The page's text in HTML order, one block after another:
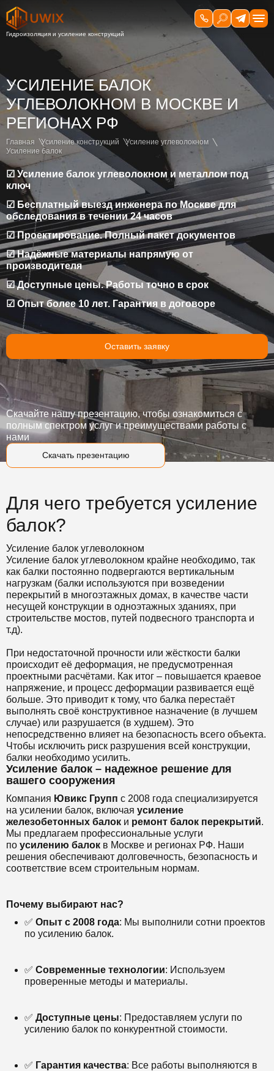
УСИЛЕНИЕ БАЛОК
УГЛЕВОЛОКНОМ В МОСКВЕ И
РЕГИОНАХ РФ
Главная Усиление конструкций
Усиление углеволокном
Усиление балок
☑ Усиление балок углеволокном и металлом под
ключ
☑ Бесплатный выезд инженера по Москве для
обследования в течении 24 часов
☑ Проектирование. Полный пакет документов
☑ Надёжные материалы напрямую от
производителя
☑ Доступные цены. Работы точно в срок
☑ Опыт более 10 лет. Гарантия в договоре
Оставить заявку
Скачать презентацию
Скачайте нашу презентацию, чтобы ознакомиться с
полным спектром услуг и преимуществами работы с
нами
Для чего требуется усиление
балок?
Усиление балок углеволокном
Усиление балок углеволокном крайне необходимо, так
как балки постоянно подвергаются вертикальным
нагрузкам (балки используются при возведении
перекрытий в многоэтажных домах, в качестве части
несущей конструкции в одноэтажных зданиях, при
строительстве мостов, путей подвесного транспорта и
т.д).
При недостаточной прочности или жёсткости балки
происходит её деформация, не предусмотренная
проектными расчётами. Как итог – повышается краевое
напряжение, и процесс деформации развивается ещё
больше. Это приводит к тому, что балка перестаёт
выполнять своё конструктивное назначение (в лучшем
случае) или разрушается (в худшем). Это
непосредственно влияет на безопасность всего объекта.
Чтобы исключить риск разрушения всей конструкции,
балки необходимо усилить.
Усиление балок – надежное решение для
вашего сооружения
Компания Ювикс Групп с 2008 года специализируется
на усилении балок, включая усиление
железобетонных балок и ремонт балок перекрытий.
Мы предлагаем профессиональные услуги
по усилению балок в Москве и регионах РФ. Наши
решения обеспечивают долговечность, безопасность и
соответствие всем строительным нормам.
Почему выбирают нас?
✅ Опыт с 2008 года: Мы выполнили сотни проектов
по усилению балок.
✅ Современные технологии: Используем
проверенные методы и материалы.
✅ Доступные цены: Предоставляем услуги по
усилению балок по конкурентной стоимости.
✅ Гарантия качества: Все работы выполняются в